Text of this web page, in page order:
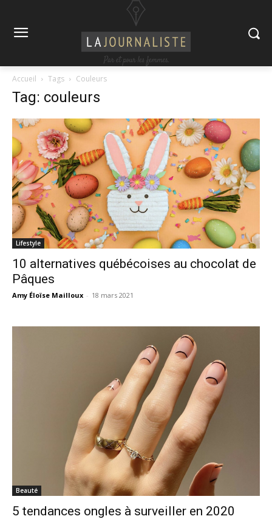
Accueil Tags Couleurs
Tag: couleurs
Lifestyle
10 alternatives québécoises au chocolat de
Pâques
Amy Éloïse Mailloux - 18 mars 2021
Beauté
5 tendances ongles à surveiller en 2020